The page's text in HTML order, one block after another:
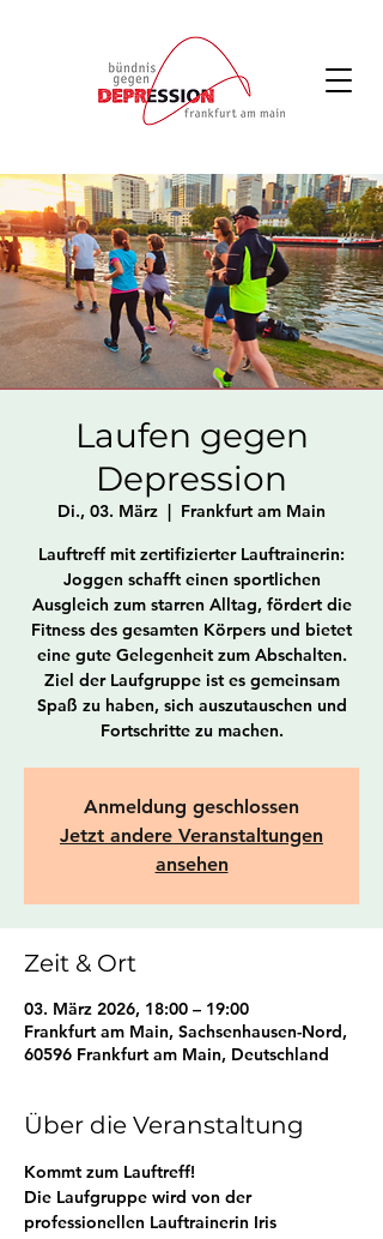
Laufen gegen
Depression
Di., 03. März
  |
Frankfurt am Main
Lauftreff mit zertifizierter Lauftrainerin:
Joggen schafft einen sportlichen
Ausgleich zum starren Alltag, fördert die
Fitness des gesamten Körpers und bietet
eine gute Gelegenheit zum Abschalten.
Ziel der Laufgruppe ist es gemeinsam
Spaß zu haben, sich auszutauschen und
Fortschritte zu machen.
Anmeldung geschlossen
Jetzt andere Veranstaltungen
ansehen
Zeit & Ort
03. März 2026, 18:00 – 19:00
Frankfurt am Main, Sachsenhausen-Nord,
60596 Frankfurt am Main, Deutschland
Über die Veranstaltung
Kommt zum Lauftreff!
Die Laufgruppe wird von der
professionellen Lauftrainerin Iris